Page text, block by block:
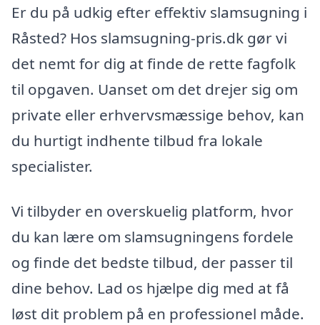
Er du på udkig efter effektiv slamsugning i
Råsted? Hos slamsugning-pris.dk gør vi
det nemt for dig at finde de rette fagfolk
til opgaven. Uanset om det drejer sig om
private eller erhvervsmæssige behov, kan
du hurtigt indhente tilbud fra lokale
specialister.
Vi tilbyder en overskuelig platform, hvor
du kan lære om slamsugningens fordele
og finde det bedste tilbud, der passer til
dine behov. Lad os hjælpe dig med at få
løst dit problem på en professionel måde.